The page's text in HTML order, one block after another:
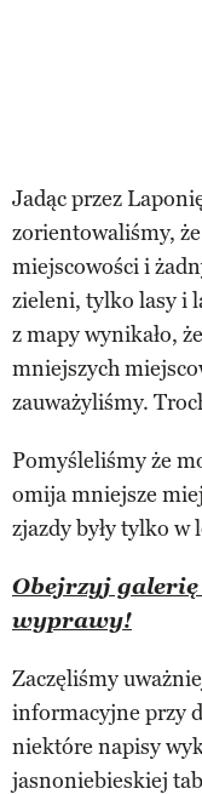
Jadąc przez
zorientowaliśmy,
miejscowości i
zieleni, tylko lasy i
z mapy wynikało,
mniejszych
zauważyliśmy.
Pomyśleliśmy że
omija mniejsze
zjazdy były tylko
Obejrzyj galerię
wyprawy!
Zaczęliśmy
informacyjne przy
niektóre napisy
jasnoniebieskiej